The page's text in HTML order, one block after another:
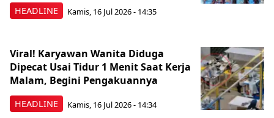
HEADLINE Kamis, 16 Jul 2026 - 14:35
HEADLINE
Viral! Karyawan Wanita Diduga
Dipecat Usai Tidur 1 Menit Saat Kerja
Malam, Begini Pengakuannya
Kamis, 16 Jul 2026 - 14:34